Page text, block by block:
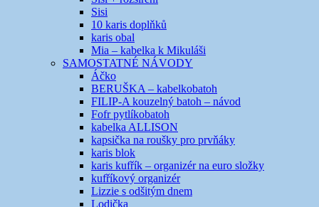
Sisi
10 karis doplňků
karis obal
Mia – kabelka k Mikuláši
SAMOSTATNÉ NÁVODY
Áčko
BERUŠKA – kabelkobatoh
FILIP-A kouzelný batoh – návod
Fofr pytlíkobatoh
kabelka ALLISON
kapsička na roušky pro prvňáky
karis blok
karis kufřík – organizér na euro složky
kufříkový organizér
Lizzie s odšitým dnem
Lodička